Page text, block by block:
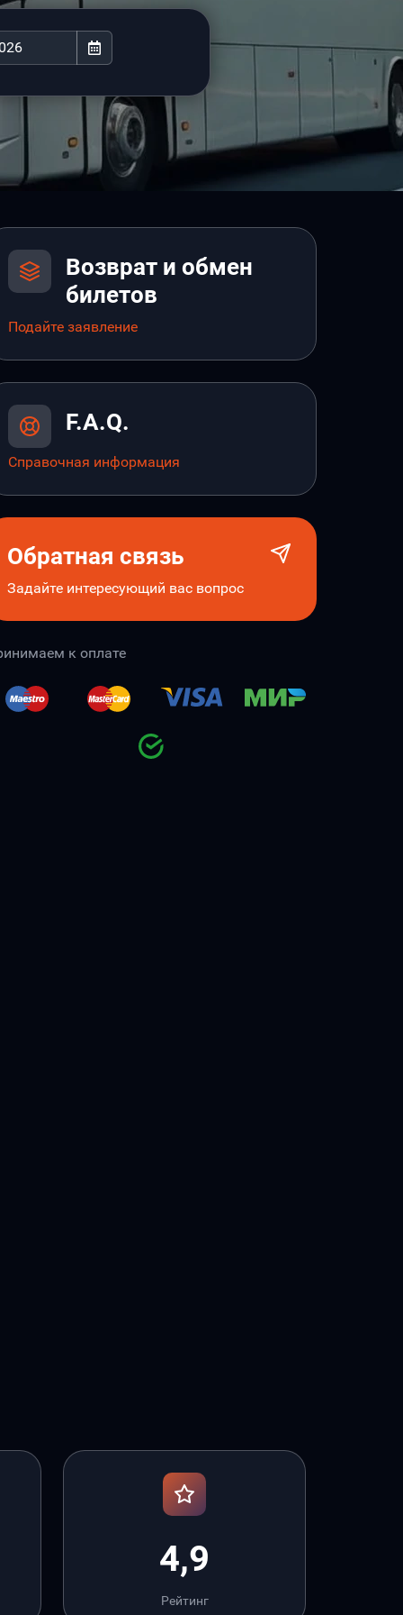
Возврат и обмен
билетов
Подайте заявление
F.A.Q.
Справочная информация
Обратная связь
Задайте интересующий вас вопрос
к оплате
4,9
Рейтинг